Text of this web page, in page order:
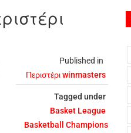
Published in
Περιστέρι winmasters
Tagged under
Basket League
Basketball Champions